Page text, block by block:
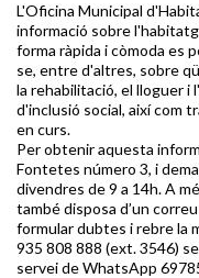
L'Oficina Municipal
informació sobre
forma ràpida i còmoda es
se, entre d'altres, sobre
la rehabilitació, el lloguer i
d'inclusió social, així com
en curs.
Per obtenir aquesta
Fontetes número 3, i
divendres de 9 a 14h. A
també disposa d’un
formular dubtes i rebre la
935 808 888 (ext. 3546)
servei de WhatsApp